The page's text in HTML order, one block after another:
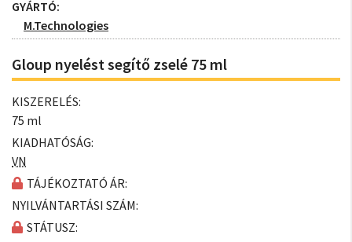
GYÁRTÓ:
M.Technologies
Gloup nyelést segítő zselé 75 ml
KISZERELÉS:
75 ml
KIADHATÓSÁG:
VN
TÁJÉKOZTATÓ ÁR:
NYILVÁNTARTÁSI SZÁM:
STÁTUSZ: